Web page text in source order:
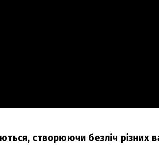
створюючи безліч різних